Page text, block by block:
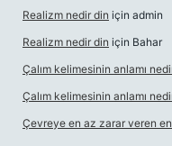
Realizm nedir din için admin
Realizm nedir din için Bahar
Çalım kelimesinin anlamı
Çalım kelimesinin anlamı
Çevreye en az zarar veren